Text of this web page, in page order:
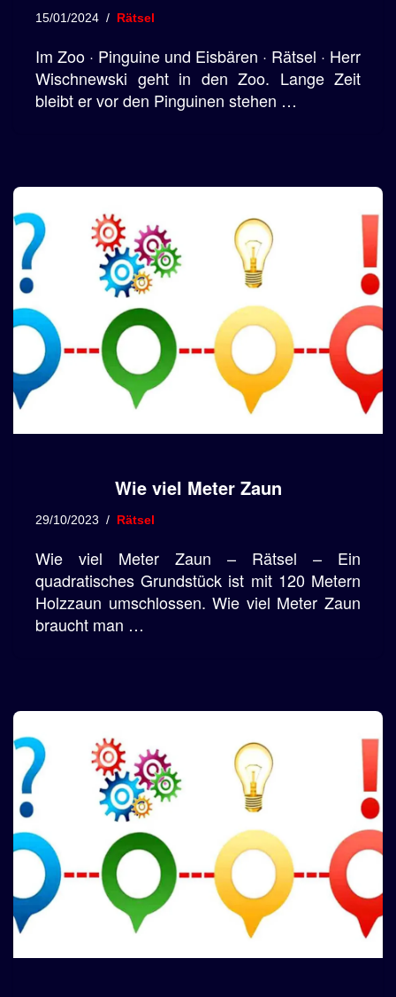
15/01/2024 Rätsel
Im Zoo · Pinguine und Eisbären · Rätsel · Herr
Wischnewski geht in den Zoo. Lange Zeit
bleibt er vor den Pinguinen stehen …
Wie viel Meter Zaun
29/10/2023 Rätsel
Wie viel Meter Zaun – Rätsel – Ein
quadratisches Grundstück ist mit 120 Metern
Holzzaun umschlossen. Wie viel Meter Zaun
braucht man …